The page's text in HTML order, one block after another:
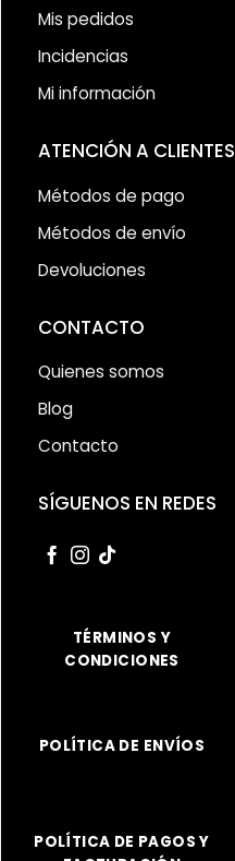
Mis pedidos
Incidencias
Mi información
ATENCIÓN A CLIENTES
Métodos de pago
Métodos de envío
Devoluciones
CONTACTO
Quienes somos
Blog
Contacto
SÍGUENOS EN REDES
TÉRMINOS Y
CONDICIONES
POLÍTICA DE ENVÍOS
POLÍTICA DE PAGOS Y